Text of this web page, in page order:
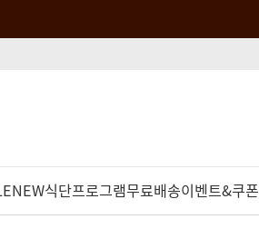
NEW식단프로그램무료배송이벤트&쿠폰